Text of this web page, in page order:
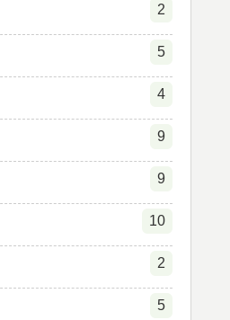
2
5
4
9
9
10
2
5